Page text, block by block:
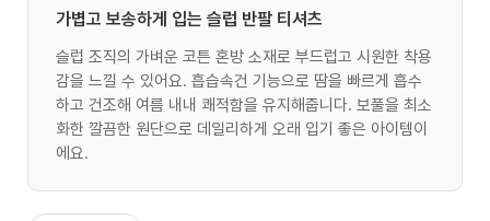
가볍고 보송하게 입는 슬럽 반팔 티셔츠
슬럽 조직의 가벼운 코튼 혼방 소재로 부드럽고 시원한 착용
감을 느낄 수 있어요. 흡습속건 기능으로 땀을 빠르게 흡수
하고 건조해 여름 내내 쾌적함을 유지해줍니다. 보풀을 최소
화한 깔끔한 원단으로 데일리하게 오래 입기 좋은 아이템이
에요.